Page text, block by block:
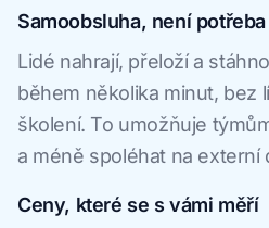
Samoobsluha, není
Lidé nahrají, přeloží a
během několika minut, bez
školení. To umožňuje
a méně spoléhat na externí
Ceny, které se s vámi měří